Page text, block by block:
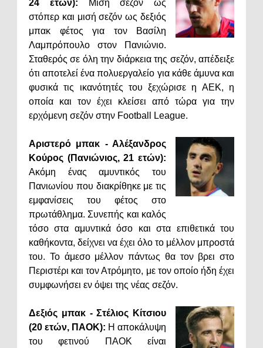
24 ετών): Μισή σεζόν ως
στόπερ και μισή σεζόν ως δεξιός
μπακ φέτος για τον Βασίλη
Λαμπρόπουλο στον Πανιώνιο.
Σταθερός σε όλη την διάρκεια της σεζόν, απέδειξε
ότι αποτελεί ένα πολυεργαλείο για κάθε άμυνα και
φυσικά τις ικανότητές του ξεχώρισε η ΑΕΚ, η
οποία και τον έχει κλείσει από τώρα για την
ερχόμενη σεζόν στην Football League.
Αριστερό μπακ - Αλέξανδρος
Κούρος (Πανιώνιος, 21 ετών):
Ακόμη ένας αμυντικός του
Πανιωνίου που διακρίθηκε με τις
εμφανίσεις του φέτος στο
πρωτάθλημα. Συνεπής και καλός
τόσο στα αμυντικά όσο και στα επιθετικά του
καθήκοντα, δείχνει να έχει όλο το μέλλον μπροστά
του. Το άμεσο μέλλον πάντως θα τον βρει στο
Περιστέρι και τον Ατρόμητο, με τον οποίο ήδη έχει
συμφωνήσει εν όψει της νέας σεζόν.
Δεξιός μπακ - Στέλιος Κίτσιου
(20 ετών, ΠΑΟΚ): Η αποκάλυψη
του φετινού ΠΑΟΚ είναι